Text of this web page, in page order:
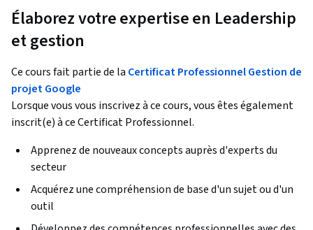
Élaborez votre expertise en Leadership
et gestion
Ce cours fait partie de la Certificat Professionnel Gestion de
projet Google
Lorsque vous vous inscrivez à ce cours, vous êtes également
inscrit(e) à ce Certificat Professionnel.
Apprenez de nouveaux concepts auprès d'experts du
secteur
Acquérez une compréhension de base d'un sujet ou d'un
outil